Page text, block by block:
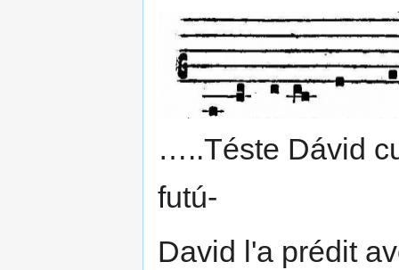
…..Téste Dávid
futú-
David l'a prédit